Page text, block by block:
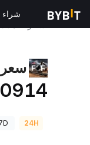
شراء
سعر Federal Oil Fund
24H